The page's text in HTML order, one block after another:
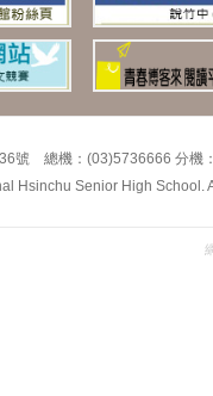
36號 總機：(03)5736666 分
Hsinchu Senior High School.